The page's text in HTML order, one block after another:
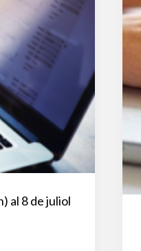
al 8 de juliol